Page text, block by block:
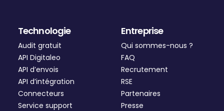
Technologie
Audit gratuit
API Digitaleo
API d’envois
API d’intégration
Connecteurs
Service support
Entreprise
Qui sommes-nous ?
FAQ
Recrutement
RSE
Partenaires
Presse